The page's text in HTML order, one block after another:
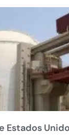
Estados